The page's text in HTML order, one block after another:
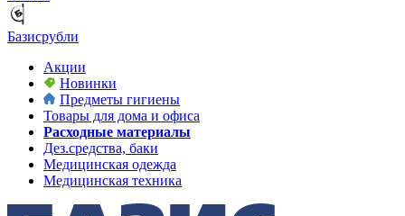
Базисрубли
Акции
Новинки
Предметы гигиены
Товары для дома и офиса
Расходные материалы
Дез.средства, баки
Медицинская одежда
Медицинская техника